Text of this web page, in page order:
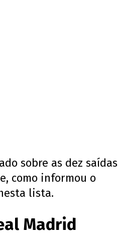
sobre as dez saídas
como informou o
lista.
Madrid